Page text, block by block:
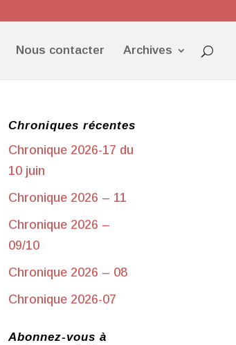
Nous contacter Archives
Chroniques récentes
Chronique 2026-17 du
10 juin
Chronique 2026 – 11
Chronique 2026 –
09/10
Chronique 2026 – 08
Chronique 2026-07
Abonnez-vous à